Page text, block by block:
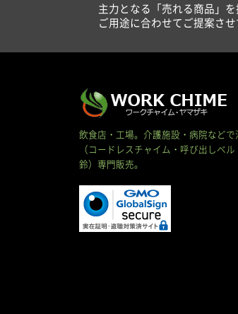
主力となる「売れる商品」
ご用途に合わせてご提案さ
飲食店・工場。介護施設・病院など
（コードレスチャイム・呼び出しベ
鈴）専門販売。